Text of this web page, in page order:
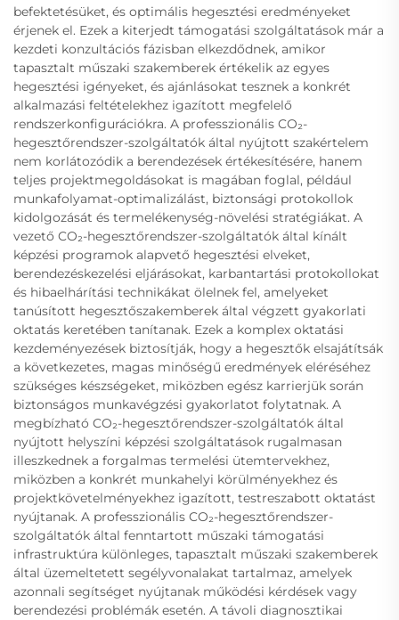
befektetésüket, és optimális hegesztési eredményeket
érjenek el. Ezek a kiterjedt támogatási szolgáltatások már a
kezdeti konzultációs fázisban elkezdődnek, amikor
tapasztalt műszaki szakemberek értékelik az egyes
hegesztési igényeket, és ajánlásokat tesznek a konkrét
alkalmazási feltételekhez igazított megfelelő
rendszerkonfigurációkra. A professzionális CO₂-
hegesztőrendszer-szolgáltatók által nyújtott szakértelem
nem korlátozódik a berendezések értékesítésére, hanem
teljes projektmegoldásokat is magában foglal, például
munkafolyamat-optimalizálást, biztonsági protokollok
kidolgozását és termelékenység-növelési stratégiákat. A
vezető CO₂-hegesztőrendszer-szolgáltatók által kínált
képzési programok alapvető hegesztési elveket,
berendezéskezelési eljárásokat, karbantartási protokollokat
és hibaelhárítási technikákat ölelnek fel, amelyeket
tanúsított hegesztőszakemberek által végzett gyakorlati
oktatás keretében tanítanak. Ezek a komplex oktatási
kezdeményezések biztosítják, hogy a hegesztők elsajátítsák
a következetes, magas minőségű eredmények eléréséhez
szükséges készségeket, miközben egész karrierjük során
biztonságos munkavégzési gyakorlatot folytatnak. A
megbízható CO₂-hegesztőrendszer-szolgáltatók által
nyújtott helyszíni képzési szolgáltatások rugalmasan
illeszkednek a forgalmas termelési ütemtervekhez,
miközben a konkrét munkahelyi körülményekhez és
projektkövetelményekhez igazított, testreszabott oktatást
nyújtanak. A professzionális CO₂-hegesztőrendszer-
szolgáltatók által fenntartott műszaki támogatási
infrastruktúra különleges, tapasztalt műszaki szakemberek
által üzemeltetett segélyvonalakat tartalmaz, amelyek
azonnali segítséget nyújtanak működési kérdések vagy
berendezési problémák esetén. A távoli diagnosztikai